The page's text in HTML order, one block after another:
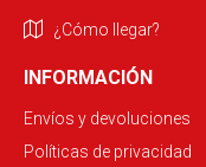
¿Cómo llegar?
INFORMACIÓN
Envíos y devoluciones
Políticas de privacidad